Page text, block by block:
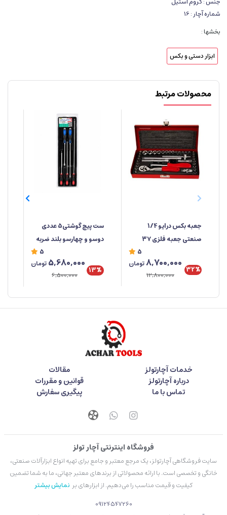
شماره آچار : 16
بخشها :
ابزار دستی و بکس
محصولات مرتبط
جعبه‌ بکس درایو 1/4
صنعتی جعبه فلزی ۳۷
5
32%
8,700,000تومان
12,800,000
ست پیچ گوشتی5 عددی
دوسو و چهارسو بلند ضربه
خور برند راهسول ساخت
تایوان
5
13%
5,680,000تومان
6,500,000
خدمات آچارتولز
مقالات
درباره آچارتولز
قوانین و مقررات
تماس با ما
پیگیری سفارش
فروشگاه اینترنتی آچار تولز
سایت فروشگاهی آچارتولز، یک مرجع معتبر و جامع برای تهیه انواع ابزارآلات صنعتی،
خانگی و تخصصی است. با ارائه محصولاتی از برندهای معتبر جهانی، ما به شما تضمین
کیفیت و قیمت مناسب را می‌دهیم. از ابزارهای بر نمایش بیشتر
09124547260